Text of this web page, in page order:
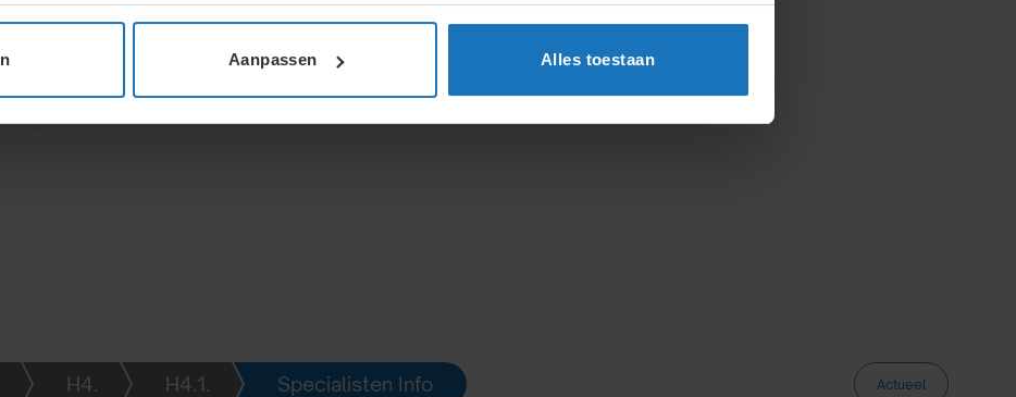
Aanpassen Alles toestaan
wezenlijke wat ze van de
daarover kunnen
Een aantal daarvan
H4. H4.1. Specialisten Info Actueel